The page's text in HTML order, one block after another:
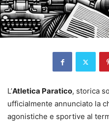
L’Atletica Paratico, storica
ufficialmente annunciato la
agonistiche e sportive al